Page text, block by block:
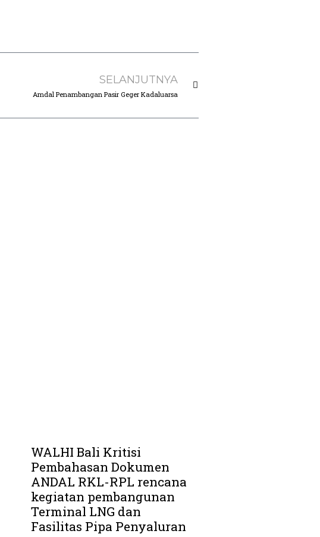
SELANJUTNYA
Amdal Penambangan Pasir Geger Kadaluarsa
WALHI Bali Kritisi
Pembahasan Dokumen
ANDAL RKL-RPL rencana
kegiatan pembangunan
Terminal LNG dan
Fasilitas Pipa Penyaluran